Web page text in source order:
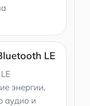
LE
энергии,
аудио и